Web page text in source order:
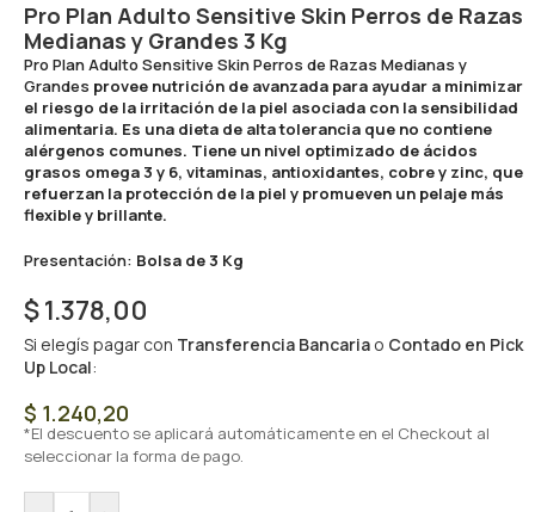
Pro Plan Adulto Sensitive Skin Perros de Razas
Medianas y Grandes 3 Kg
Pro Plan Adulto Sensitive Skin Perros de Razas Medianas y
Grandes provee nutrición de avanzada para ayudar a minimizar
el riesgo de la irritación de la piel asociada con la sensibilidad
alimentaria. Es una dieta de alta tolerancia que no contiene
alérgenos comunes. Tiene un nivel optimizado de ácidos
grasos omega 3 y 6, vitaminas, antioxidantes, cobre y zinc, que
refuerzan la protección de la piel y promueven un pelaje más
flexible y brillante.
Presentación: Bolsa de 3 Kg
$1.378,00
Si elegís pagar con Transferencia Bancaria o Contado en Pick
Up Local:
$ 1.240,20
*El descuento se aplicará automáticamente en el Checkout al
seleccionar la forma de pago.